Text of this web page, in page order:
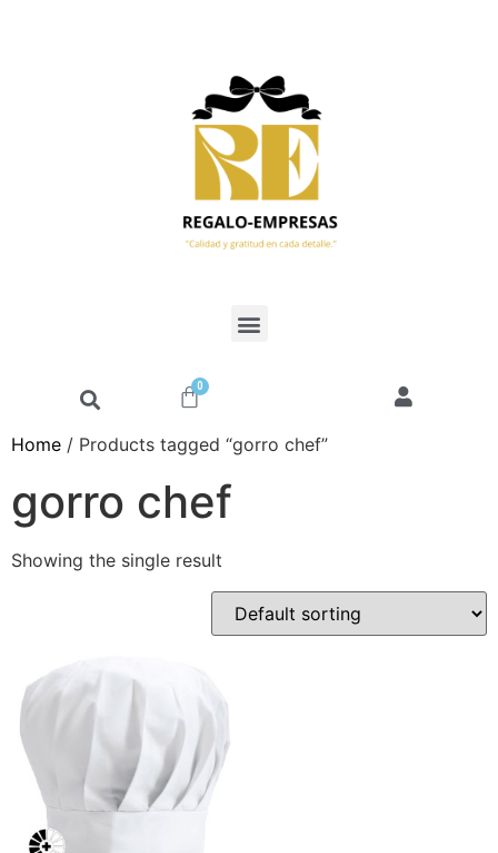
0
Home / Products tagged “gorro chef”
gorro chef
Showing the single result